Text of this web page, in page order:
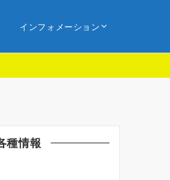
インフォメーション
種情報